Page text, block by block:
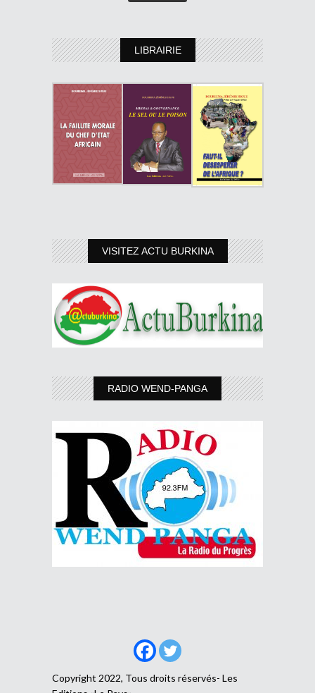
LIBRAIRIE
VISITEZ ACTU BURKINA
RADIO WEND-PANGA
Copyright 2022, Tous droits réservés- Les